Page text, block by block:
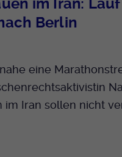
im Iran:
Berlin
eine
im Iran sollen nicht